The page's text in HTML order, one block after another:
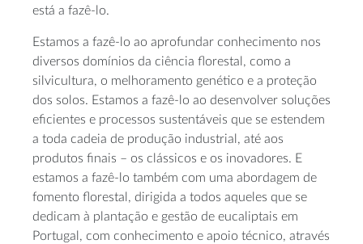
está a fazê-lo.
Estamos a fazê-lo ao aprofundar conhecimento nos
diversos domínios da ciência florestal, como a
silvicultura, o melhoramento genético e a proteção
dos solos. Estamos a fazê-lo ao desenvolver soluções
eficientes e processos sustentáveis que se estendem
a toda cadeia de produção industrial, até aos
produtos finais – os clássicos e os inovadores. E
estamos a fazê-lo também com uma abordagem de
fomento florestal, dirigida a todos aqueles que se
dedicam à plantação e gestão de eucaliptais em
Portugal, com conhecimento e apoio técnico, através